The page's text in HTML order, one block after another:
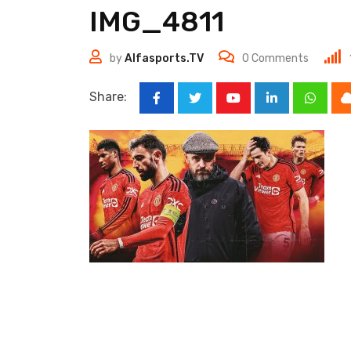
IMG_4811
byAlfasports.TV 0 Comments
Share:
LinkedIn